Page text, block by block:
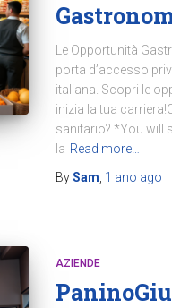
Le Opportunità
porta d’accesso
italiana. Scopri le
inizia la tua
sanitario? *You will
la Read more…
BySam 1 ano ago
AZIENDE